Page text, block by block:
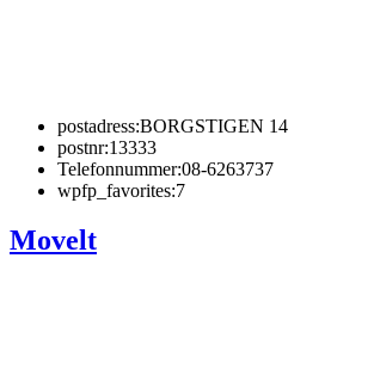
postadress:BORGSTIGEN 14
postnr:13333
Telefonnummer:08-6263737
wpfp_favorites:7
Movelt